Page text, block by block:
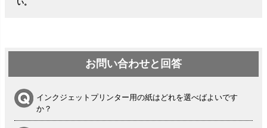
い。
お問い合わせと回答
インクジェットプリンター用の紙はどれを選べばよいです
か？